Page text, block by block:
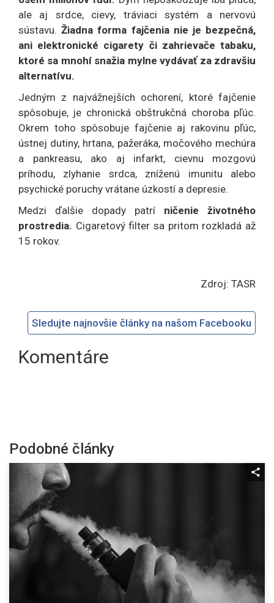
ale aj srdce, cievy, tráviaci systém a nervovú
sústavu.Žiadna forma fajčenia nie je bezpečná,
ani elektronické cigarety či zahrievače tabaku,
ktoré sa mnohí snažia mylne vydávať za zdravšiu
alternatívu.
Jedným z najvážnejších ochorení, ktoré fajčenie
spôsobuje, je chronická obštrukčná choroba pľúc.
Okrem toho spôsobuje fajčenie aj rakovinu pľúc,
ústnej dutiny, hrtana, pažeráka, močového mechúra
a pankreasu, ako aj infarkt, cievnu mozgovú
príhodu, zlyhanie srdca, zníženú imunitu alebo
psychické poruchy vrátane úzkostí a depresie.
Medzi ďalšie dopady patrí ničenie životného
prostredia. Cigaretový filter sa pritom rozkladá až
15 rokov.
Zdroj: TASR
Sledujte najnovšie články na našom Facebooku
Komentáre
Podobné články